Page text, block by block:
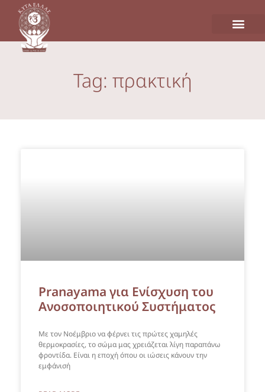
Tag: πρακτική
Pranayama για Ενίσχυση του
Ανοσοποιητικού Συστήματος
Με τον Νοέμβριο να φέρνει τις πρώτες χαμηλές
θερμοκρασίες, το σώμα μας χρειάζεται λίγη παραπάνω
φροντίδα. Είναι η εποχή όπου οι ιώσεις κάνουν την
εμφάνισή